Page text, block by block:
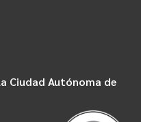
Ciudad Autónoma de